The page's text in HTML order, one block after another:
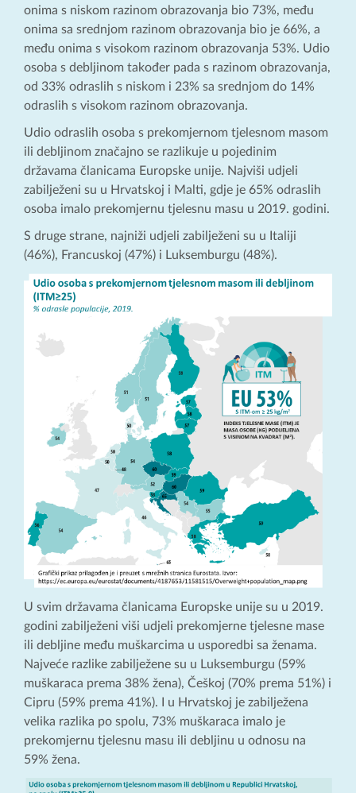
onima s niskom razinom obrazovanja bio 73%, među
onima sa srednjom razinom obrazovanja bio je 66%, a
među onima s visokom razinom obrazovanja 53%. Udio
osoba s debljinom također pada s razinom obrazovanja,
od 33% odraslih s niskom i 23% sa srednjom do 14%
odraslih s visokom razinom obrazovanja.
Udio odraslih osoba s prekomjernom tjelesnom masom
ili debljinom značajno se razlikuje u pojedinim
državama članicama Europske unije. Najviši udjeli
zabilježeni su u Hrvatskoj i Malti, gdje je 65% odraslih
osoba imalo prekomjernu tjelesnu masu u 2019. godini.
S druge strane, najniži udjeli zabilježeni su u Italiji
(46%), Francuskoj (47%) i Luksemburgu (48%).
U svim državama članicama Europske unije su u 2019.
godini zabilježeni viši udjeli prekomjerne tjelesne mase
ili debljine među muškarcima u usporedbi sa ženama.
Najveće razlike zabilježene su u Luksemburgu (59%
muškaraca prema 38% žena), Češkoj (70% prema 51%) i
Cipru (59% prema 41%). I u Hrvatskoj je zabilježena
velika razlika po spolu, 73% muškaraca imalo je
prekomjernu tjelesnu masu ili debljinu u odnosu na
59% žena.